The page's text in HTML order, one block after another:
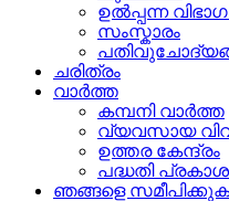
ഉൽപ്പന്ന
സംസ്കാരം
ചരിത്രം
വാർത്ത
കമ്പനി വാർത്ത
വ്യവസായ
ഉത്തര കേന്ദ്രം
പദ്ധതി
ഞങ്ങളെ സമീപിക്കുക